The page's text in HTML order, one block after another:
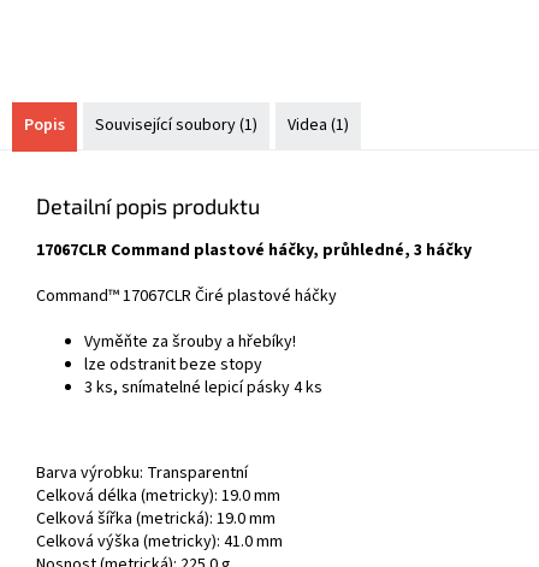
Popis Související soubory (1) Videa (1)
Detailní popis produktu
17067CLR Command plastové háčky, průhledné, 3 háčky
Command™ 17067CLR Čiré plastové háčky
Vyměňte za šrouby a hřebíky!
lze odstranit beze stopy
3 ks, snímatelné lepicí pásky 4 ks
Barva výrobku: Transparentní
Celková délka (metricky): 19.0 mm
Celková šířka (metrická): 19.0 mm
Celková výška (metricky): 41.0 mm